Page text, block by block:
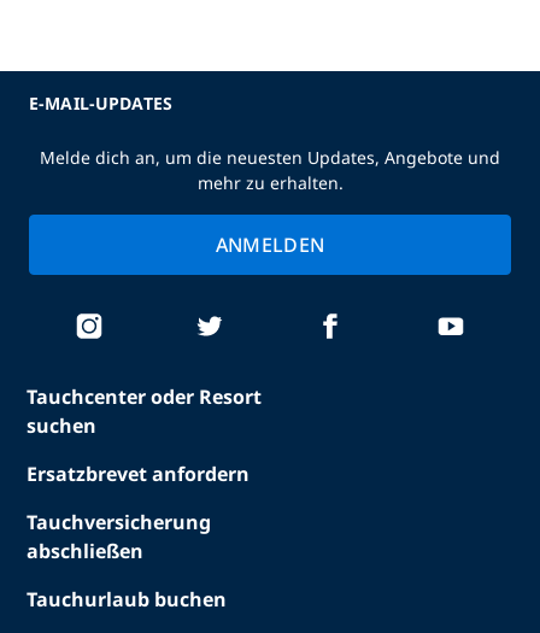
Tauchcenter oder Resort
suchen
Ersatzbrevet anfordern
Tauchversicherung
abschließen
Tauchurlaub buchen
E-MAIL-UPDATES
Melde dich an, um die neuesten Updates, Angebote und
mehr zu erhalten.
ANMELDEN